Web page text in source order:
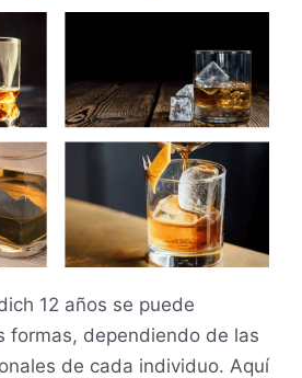
12 años se puede
formas, dependiendo de las
de cada individuo. Aquí